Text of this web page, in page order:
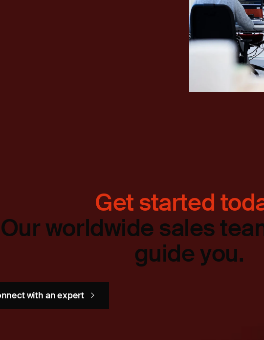
Get started
Our worldwide sales
guide you.
with an expert